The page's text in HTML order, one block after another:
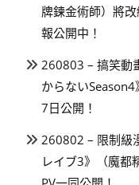
牌鍊金術師）將
報公開中！
260803 – 搞笑動
からない
7日公開！
260802 – 限制級
レイブ3》（魔都